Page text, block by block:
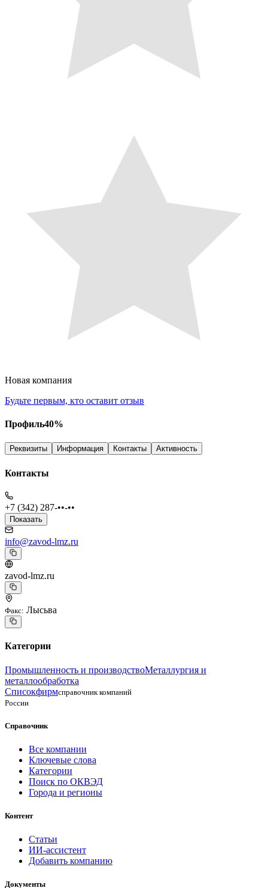
Новая компания
Будьте первым, кто оставит отзыв
Профиль40%
Реквизиты Информация Контакты Активность
Контакты
+7 (342) 287-••-••
Показать
info@zavod-lmz.ru
zavod-lmz.ru
Факс: Лысьва
Категории
Промышленность и производствоМеталлургия и
металлообработка
Списокфирмсправочник компаний
России
Справочник
Все компании
Ключевые слова
Категории
Поиск по ОКВЭД
Города и регионы
Контент
Статьи
ИИ-ассистент
Добавить компанию
Документы